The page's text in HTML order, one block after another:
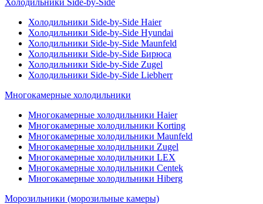
Холодильники Side-by-Side
Холодильники Side-by-Side Haier
Холодильники Side-by-Side Hyundai
Холодильники Side-by-Side Maunfeld
Холодильники Side-by-Side Бирюса
Холодильники Side-by-Side Zugel
Холодильники Side-by-Side Liebherr
Многокамерные холодильники
Многокамерные холодильники Haier
Многокамерные холодильники Korting
Многокамерные холодильники Maunfeld
Многокамерные холодильники Zugel
Многокамерные холодильники LEX
Многокамерные холодильники Centek
Многокамерные холодильники Hiberg
Морозильники (морозильные камеры)